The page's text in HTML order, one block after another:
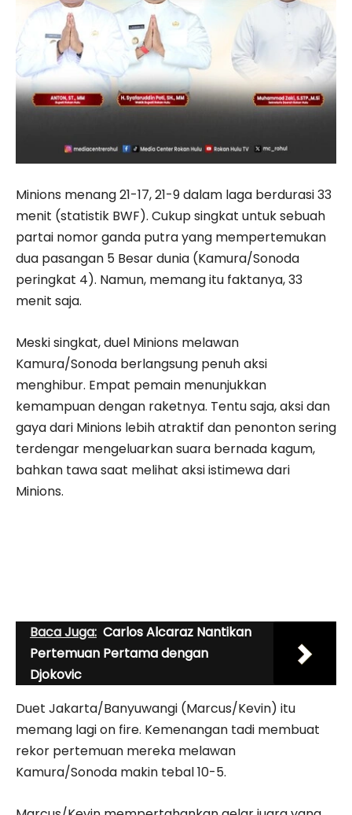
Minions menang 21-17, 21-9 dalam laga berdurasi 33
menit (statistik BWF). Cukup singkat untuk sebuah
partai nomor ganda putra yang mempertemukan
dua pasangan 5 Besar dunia (Kamura/Sonoda
peringkat 4). Namun, memang itu faktanya, 33
menit saja.
Meski singkat, duel Minions melawan
Kamura/Sonoda berlangsung penuh aksi
menghibur. Empat pemain menunjukkan
kemampuan dengan raketnya. Tentu saja, aksi dan
gaya dari Minions lebih atraktif dan penonton sering
terdengar mengeluarkan suara bernada kagum,
bahkan tawa saat melihat aksi istimewa dari
Minions.
Baca Juga: Carlos Alcaraz Nantikan
Pertemuan Pertama dengan
Djokovic
Duet Jakarta/Banyuwangi (Marcus/Kevin) itu
memang lagi on fire. Kemenangan tadi membuat
rekor pertemuan mereka melawan
Kamura/Sonoda makin tebal 10-5.